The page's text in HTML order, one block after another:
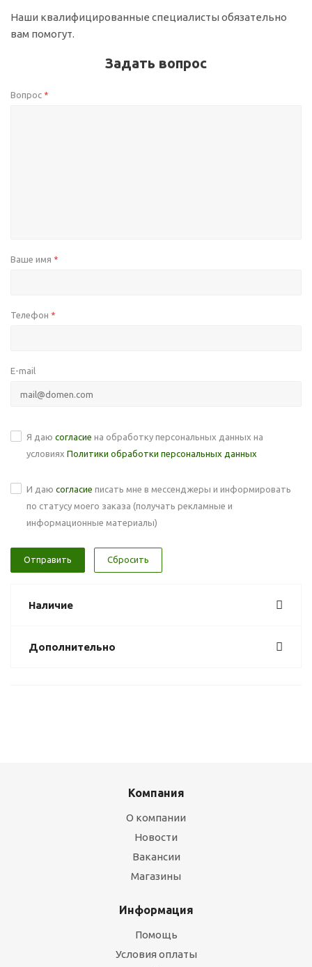
Наши квалифицированные специалисты обязательно
вам помогут.
Задать вопрос
Вопрос *
Ваше имя *
Телефон *
E-mail
Я даю согласие на обработку персональных данных на
условиях Политики обработки персональных данных
И даю согласие писать мне в мессенджеры и информировать
по статусу моего заказа (получать рекламные и
информационные материалы)
Сбросить
Наличие
Дополнительно
Компания
О компании
Новости
Вакансии
Магазины
Информация
Помощь
Условия оплаты